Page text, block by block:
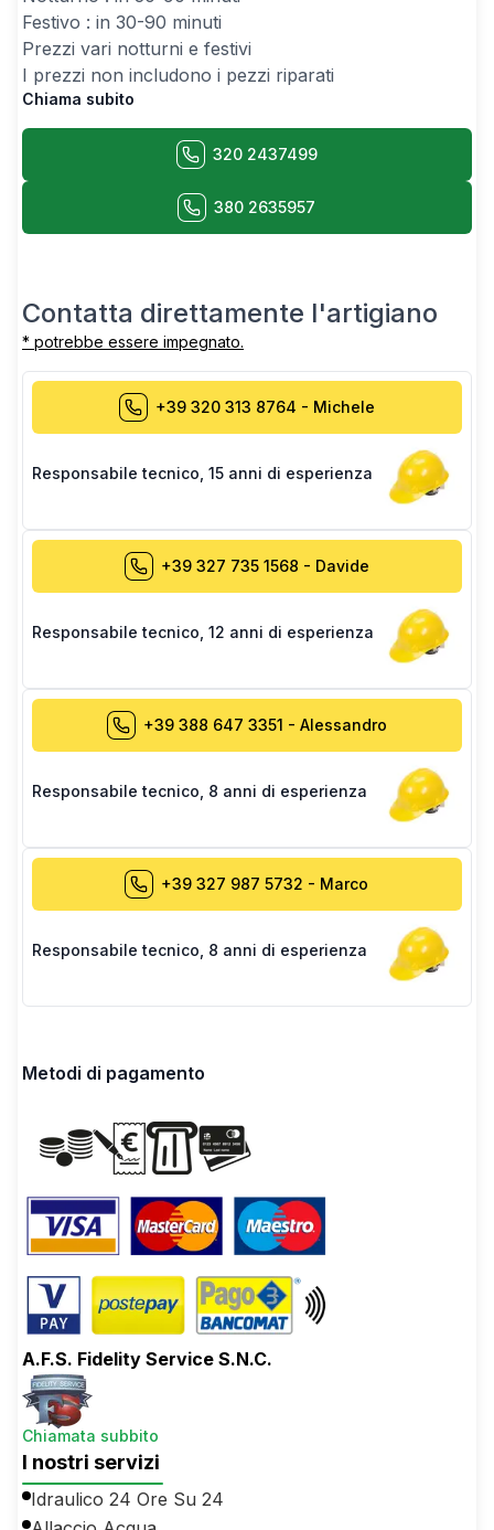
Festivo : in 30-90 minuti
Prezzi vari notturni e festivi
I prezzi non includono i pezzi riparati
Chiama subito
320 2437499
380 2635957
Contatta direttamente l'artigiano
* potrebbe essere impegnato.
+39 320 313 8764 - Michele
Responsabile tecnico 15 anni di esperienza
+39 327 735 1568 - Davide
Responsabile tecnico 12 anni di esperienza
+39 388 647 3351 - Alessandro
Responsabile tecnico 8 anni di esperienza
+39 327 987 5732 - Marco
Responsabile tecnico 8 anni di esperienza
Metodi di pagamento
A.F.S. Fidelity Service S.N.C.
Chiamata subbito
I nostri servizi
Idraulico 24 Ore Su 24